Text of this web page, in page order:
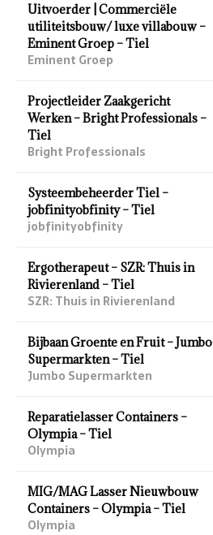
Uitvoerder | Commerciële
utiliteitsbouw/ luxe villabouw –
Eminent Groep – Tiel
Eminent Groep
Projectleider Zaakgericht
Werken – Bright Professionals –
Tiel
Bright Professionals
Systeembeheerder Tiel –
jobfinityobfinity – Tiel
jobfinityobfinity
Ergotherapeut – SZR: Thuis in
Rivierenland – Tiel
SZR: Thuis in Rivierenland
Bijbaan Groente en Fruit – Jumbo
Supermarkten – Tiel
Jumbo Supermarkten
Reparatielasser Containers –
Olympia – Tiel
Olympia
MIG/MAG Lasser Nieuwbouw
Containers – Olympia – Tiel
Olympia